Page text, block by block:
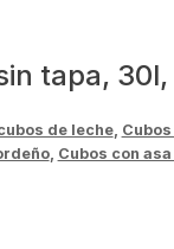
tapa, 30l,
de leche,
, Cubos con